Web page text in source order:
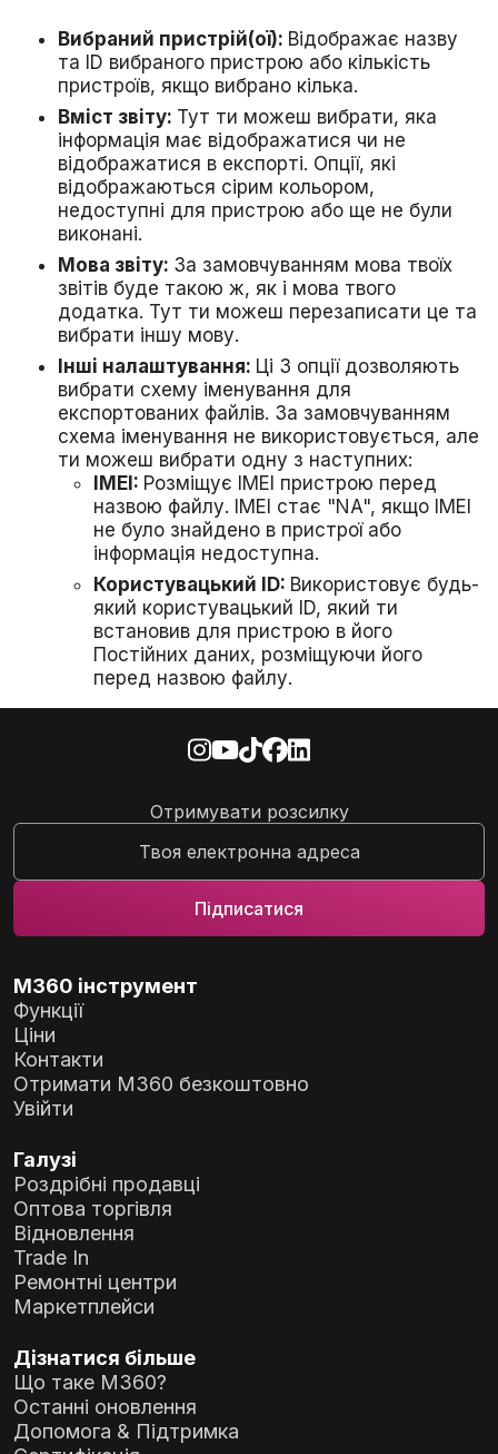
Цей тест вимагає зовнішнього аудіопристрою,
наприклад, навушників, підключених через USB-
підключення тест дозволить відтворювати звук
Пройдено (Вручну):
навушники, і він чіткий.
навушники, або він поганої якості.
Вибраний пристрій(ої): Відображає назву
та ID вибраного пристрою або кількість
пристроїв, якщо вибрано кілька.
Вміст звіту: Тут ти можеш вибрати, яка
інформація має відображатися чи не
відображатися в експорті. Опції, які
відображаються сірим кольором,
недоступні для пристрою або ще не були
виконані.
Мова звіту: За замовчуванням мова твоїх
звітів буде такою ж, як і мова твого
додатка. Тут ти можеш перезаписати це та
вибрати іншу мову.
Інші налаштування: Ці 3 опції дозволяють
вибрати схему іменування для
експортованих файлів. За замовчуванням
схема іменування не використовується, але
ти можеш вибрати одну з наступних:
IMEI: Розміщує IMEI пристрою перед
назвою файлу. IMEI стає "NA", якщо IMEI
не було знайдено в пристрої або
інформація недоступна.
Користувацький ID: Використовує будь-
який користувацький ID, який ти
встановив для пристрою в його
Постійних даних, розміщуючи його
перед назвою файлу.
Отримувати розсилку
M360 інструмент
Функції
Ціни
Контакти
Отримати M360 безкоштовно
Увійти
Галузі
Роздрібні продавці
Оптова торгівля
Відновлення
Trade In
Ремонтні центри
Маркетплейси
Дізнатися більше
Що таке M360?
Останні оновлення
Допомога & Підтримка